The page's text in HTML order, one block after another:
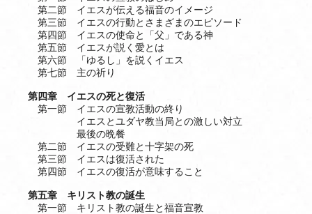
第二節 イエスが伝える福音のイメージ
第三節 イエスの行動とさまざまのエピソード
第四節 イエスの使命と「父」である神
第五節 イエスが説く愛とは
第六節 「ゆるし」を説くイエス
第七節 主の祈り
第四章 イエスの死と復活
第一節 イエスの宣教活動の終り
イエスとユダヤ教当局との激しい対立
最後の晩餐
第二節 イエスの受難と十字架の死
第三節 イエスは復活された
第四節 イエスの復活が意味すること
第五章 キリスト教の誕生
第一節 キリスト教の誕生と福音宣教